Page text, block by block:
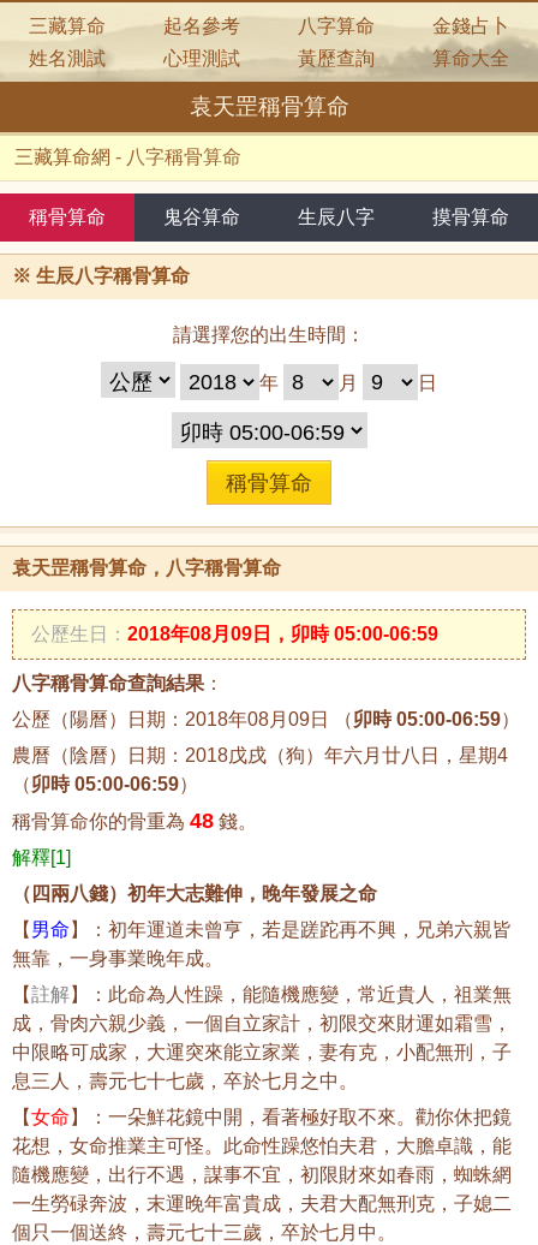
三藏算命 起名參考 八字算命
金錢占卜
姓名測試
心理測試 黃歷查詢 算命大全
袁天罡稱骨算命
三藏算命網 - 八字稱骨算命
稱骨算命 鬼谷算命 生辰八字 摸骨算命
※ 生辰八字稱骨算命
請選擇您的出生時間：
年 月 日
袁天罡稱骨算命，八字稱骨算命
公歷生日： 2018年08月09日，卯時 05:00-06:59
八字稱骨算命查詢結果 ：
公歷（陽曆）日期：2018年08月09日 （卯時 05:00-06:59）
農曆（陰曆）日期：2018戊戌（狗）年六月廿八日，星期4
（卯時 05:00-06:59）
稱骨算命你的骨重為 48 錢。
解釋[1]
（四兩八錢）初年大志難伸，晚年發展之命
【 男命 】：初年運道未曾亨，若是蹉跎再不興，兄弟六親皆
無靠，一身事業晚年成。
【註解】：此命為人性躁，能隨機應變，常近貴人，祖業無
成，骨肉六親少義，一個自立家計，初限交來財運如霜雪，
中限略可成家，大運突來能立家業，妻有克，小配無刑，子
息三人，壽元七十七歲，卒於七月之中。
【女命 】：一朵鮮花鏡中開，看著極好取不來。勸你休把鏡
花想，女命推業主可怪。此命性躁悠怕夫君，大膽卓識，能
隨機應變，出行不遇，謀事不宜，初限財來如春雨，蜘蛛網
一生勞碌奔波，末運晚年富貴成，夫君大配無刑克，子媳二
個只一個送終，壽元七十三歲，卒於七月中。